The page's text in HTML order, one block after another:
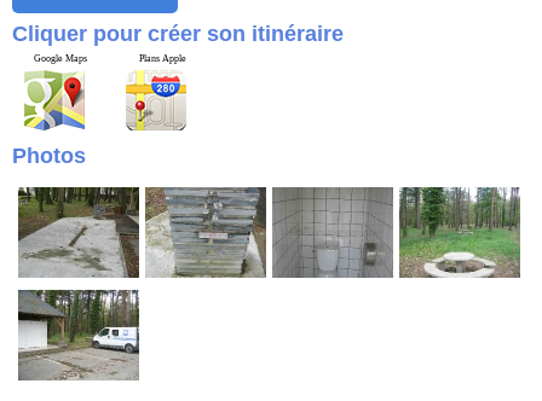
Cliquer pour créer son itinéraire
Google Maps Plans Apple
Photos